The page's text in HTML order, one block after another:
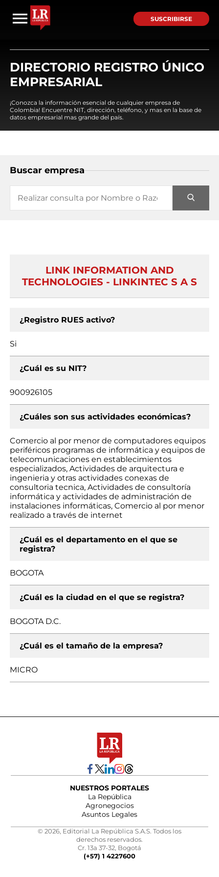
SUSCRIBIRSE
DIRECTORIO REGISTRO ÚNICO
EMPRESARIAL
¡Conozca la información esencial de cualquier empresa de
Colombia! Encuentre NIT, dirección, teléfono, y mas en la base de
datos empresarial mas grande del país.
Buscar empresa
LINK INFORMATION AND
TECHNOLOGIES - LINKINTEC S A S
¿Registro RUES activo?
Si
¿Cuál es su NIT?
900926105
¿Cuáles son sus actividades económicas?
Comercio al por menor de computadores equipos
periféricos programas de informática y equipos de
telecomunicaciones en establecimientos
especializados, Actividades de arquitectura e
ingenieria y otras actividades conexas de
consultoria tecnica, Actividades de consultoría
informática y actividades de administración de
instalaciones informáticas, Comercio al por menor
realizado a través de internet
¿Cuál es el departamento en el que se
registra?
BOGOTA
¿Cuál es la ciudad en el que se registra?
BOGOTA D.C.
¿Cuál es el tamaño de la empresa?
MICRO
NUESTROS PORTALES
La República
Agronegocios
Asuntos Legales
© 2026, Editorial La República S.A.S. Todos los
derechos reservados.
Cr. 13a 37-32, Bogotá
(+57) 1 4227600